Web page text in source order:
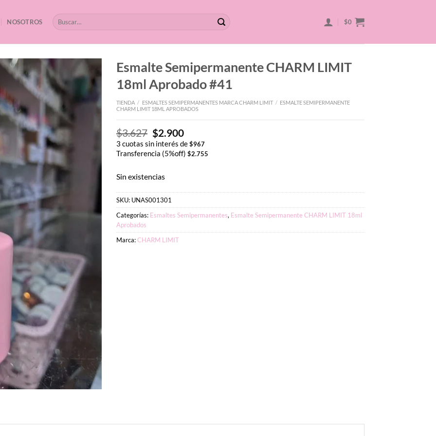
NOSOTROS
Buscar
por:
$0
Esmalte Semipermanente CHARM LIMIT
18ml Aprobado #41
TIENDA / ESMALTES SEMIPERMANENTES MARCA CHARM LIMIT / ESMALTE SEMIPERMANENTE
CHARM LIMIT 18ML APROBADOS
$3.627 El
precio
original
era:
$2.900El
precio
actual
es:
3 cuotas sin interés de$967
Transferencia (5%off) $2.755
Sin existencias
SKU: UNAS001301
Categorías: Esmaltes Semipermanentes, Esmalte Semipermanente CHARM LIMIT 18ml
Aprobados
Marca:CHARM LIMIT